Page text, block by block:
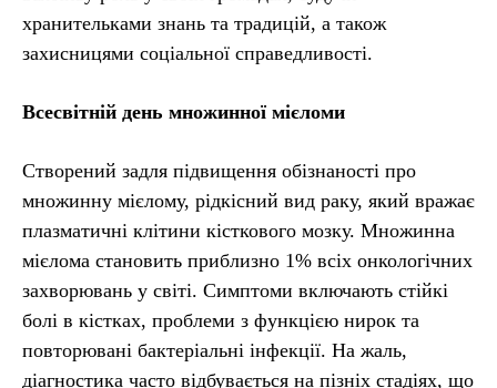
хранительками знань та традицій, а також
захисницями соціальної справедливості.
Всесвітній день множинної мієломи
Створений задля підвищення обізнаності про
множинну мієлому, рідкісний вид раку, який вражає
плазматичні клітини кісткового мозку. Множинна
мієлома становить приблизно 1% всіх онкологічних
захворювань у світі. Симптоми включають стійкі
болі в кістках, проблеми з функцією нирок та
повторювані бактеріальні інфекції. На жаль,
діагностика часто відбувається на пізніх стадіях, що